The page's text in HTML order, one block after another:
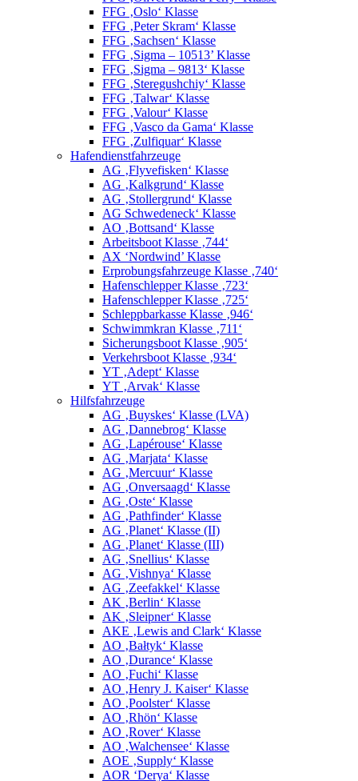
FFG ‚Oslo‘ Klasse
FFG ‚Peter Skram‘ Klasse
FFG ‚Sachsen‘ Klasse
FFG ‚Sigma – 10513’ Klasse
FFG ‚Sigma – 9813‘ Klasse
FFG ‚Steregushchiy‘ Klasse
FFG ‚Talwar‘ Klasse
FFG ‚Valour‘ Klasse
FFG ‚Vasco da Gama‘ Klasse
FFG ‚Zulfiquar‘ Klasse
Hafendienstfahrzeuge
AG ‚Flyvefisken‘ Klasse
AG ‚Kalkgrund‘ Klasse
AG ‚Stollergrund‘ Klasse
AG Schwedeneck‘ Klasse
AO ‚Bottsand‘ Klasse
Arbeitsboot Klasse ‚744‘
AX ‘Nordwind’ Klasse
Erprobungsfahrzeuge Klasse ‚740‘
Hafenschlepper Klasse ‚723‘
Hafenschlepper Klasse ‚725‘
Schleppbarkasse Klasse ‚946‘
Schwimmkran Klasse ‚711‘
Sicherungsboot Klasse ‚905‘
Verkehrsboot Klasse ‚934‘
YT ‚Adept‘ Klasse
YT ‚Arvak‘ Klasse
Hilfsfahrzeuge
AG ‚Buyskes‘ Klasse (LVA)
AG ‚Dannebrog‘ Klasse
AG ‚Lapérouse‘ Klasse
AG ‚Marjata‘ Klasse
AG ‚Mercuur‘ Klasse
AG ‚Onversaagd‘ Klasse
AG ‚Oste‘ Klasse
AG ‚Pathfinder‘ Klasse
AG ‚Planet‘ Klasse (II)
AG ‚Planet‘ Klasse (III)
AG ‚Snellius‘ Klasse
AG ‚Vishnya‘ Klasse
AG ‚Zeefakkel‘ Klasse
AK ‚Berlin‘ Klasse
AK ‚Sleipner‘ Klasse
AKE ‚Lewis and Clark‘ Klasse
AO ‚Bałtyk‘ Klasse
AO ‚Durance‘ Klasse
AO ‚Fuchi‘ Klasse
AO ‚Henry J. Kaiser‘ Klasse
AO ‚Poolster‘ Klasse
AO ‚Rhön‘ Klasse
AO ‚Rover‘ Klasse
AO ‚Walchensee‘ Klasse
AOE ‚Supply‘ Klasse
AOR ‘Derya‘ Klasse